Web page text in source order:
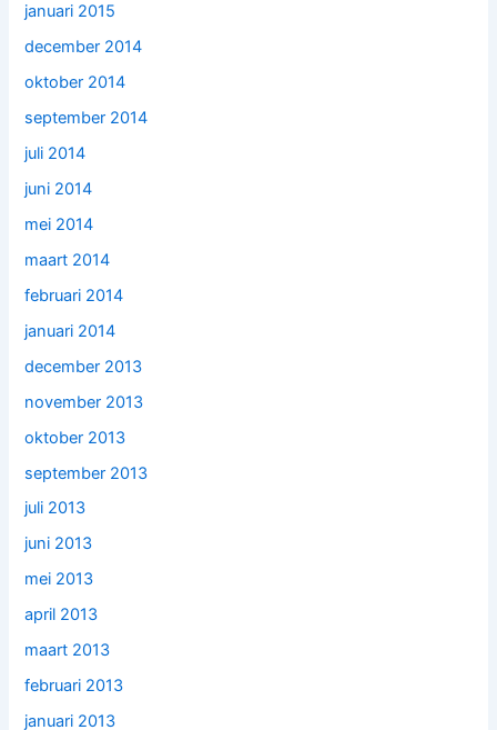
januari 2015
december 2014
oktober 2014
september 2014
juli 2014
juni 2014
mei 2014
maart 2014
februari 2014
januari 2014
december 2013
november 2013
oktober 2013
september 2013
juli 2013
juni 2013
mei 2013
april 2013
maart 2013
februari 2013
januari 2013